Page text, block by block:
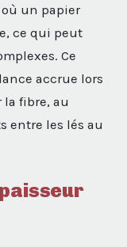
un papier
ce qui peut
Ce
accrue lors
la fibre, au
entre les lés au